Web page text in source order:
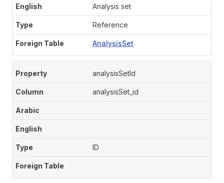
Analysis set
Reference
AnalysisSet
analysisSetId
analysisSet_id
ID